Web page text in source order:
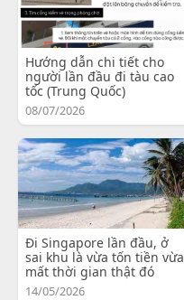
Hướng dẫn chi tiết cho
người lần đầu đi tàu cao
tốc (Trung Quốc)
08/07/2026
Đi Singapore lần đầu, ở
sai khu là vừa tốn tiền vừa
mất thời gian thật đó
14/05/2026